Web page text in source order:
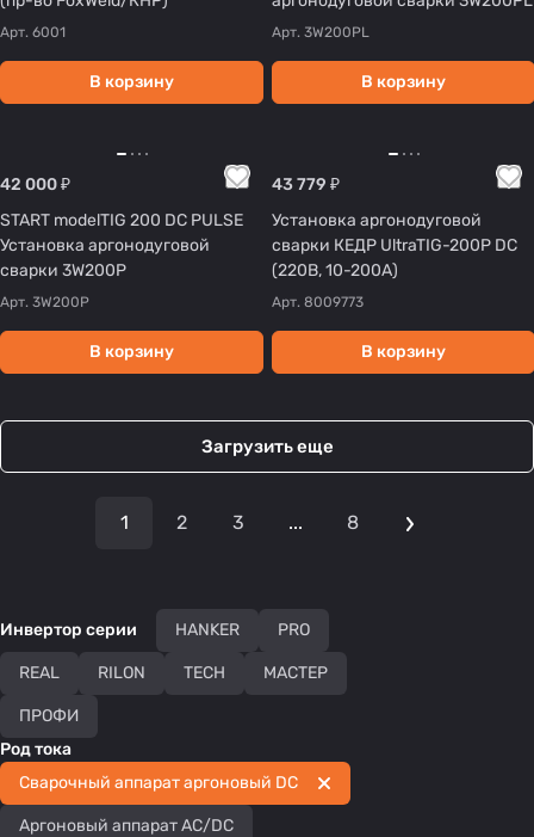
Арт. 6001
В корзину
Арт. 3W200PL
В корзину
42 000 ₽
START modelTIG 200 DC PULSE
Установка аргонодуговой
сварки 3W200P
Арт. 3W200P
В корзину
43 779 ₽
Установка аргонодуговой
сварки КЕДР UltraTIG-200P DC
(220В, 10-200А)
Арт. 8009773
В корзину
Загрузить еще
1 2 3 ... 8
Инвертор серии HANKER PRO
REAL RILON TECH МАСТЕР
ПРОФИ
Род тока
Сварочный аппарат аргоновый DC
Аргоновый аппарат AC/DC